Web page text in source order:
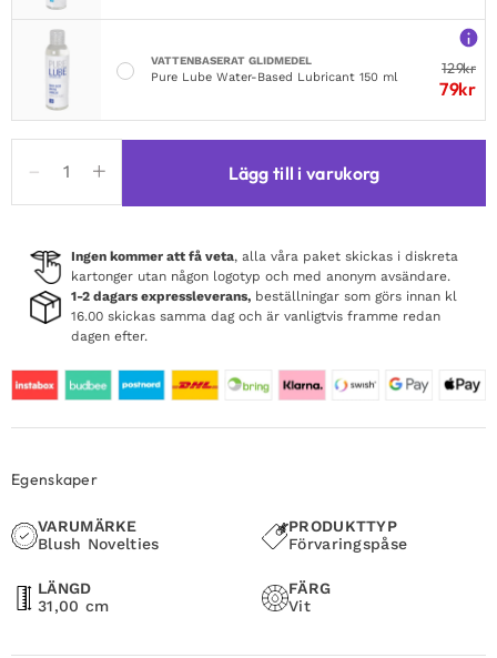
VATTENBASERAT GLIDMEDEL
Pure Lube Water-Based Lubricant 150 ml
129kr
79kr
Bacterial
Toy
Large
mängd
Lägg till i varukorg
Ingen kommer att få veta, alla våra paket skickas i diskreta
kartonger utan någon logotyp och med anonym avsändare.
1-2 dagars expressleverans, beställningar som görs innan kl
16.00 skickas samma dag och är vanligtvis framme redan
dagen efter.
Egenskaper
VARUMÄRKE
Blush Novelties
PRODUKTTYP
Förvaringspåse
LÄNGD
31,00 cm
FÄRG
Vit